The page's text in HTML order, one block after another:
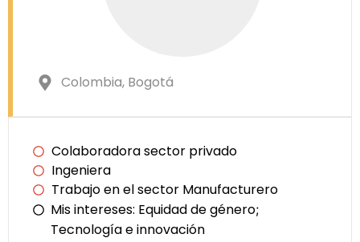
Colombia, Bogotá
Colaboradora sector privado
Ingeniera
Trabajo en el sector Manufacturero
Mis intereses: Equidad de género;
Tecnología e innovación